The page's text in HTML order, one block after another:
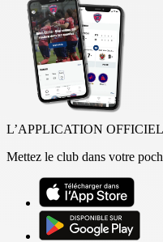
L’APPLICATION
Mettez le club dans votre